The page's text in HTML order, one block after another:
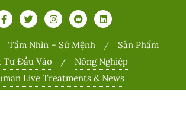
Tầm Nhìn – Sứ Mệnh
Sản Phẩm
Tư Đầu Vào
Nông Nghiệp
Live Treatments & News